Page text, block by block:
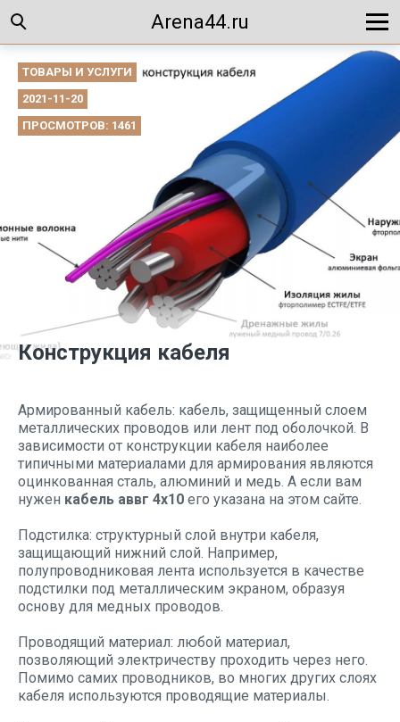
Arena44.ru
ТОВАРЫ И УСЛУГИ
2021-11-20
ПРОСМОТРОВ: 1461
Конструкция кабеля
Армированный кабель: кабель, защищенный слоем
металлических проводов или лент под оболочкой. В
зависимости от конструкции кабеля наиболее
типичными материалами для армирования являются
оцинкованная сталь, алюминий и медь. А если вам
нужен кабель аввг 4х10 его указана на этом сайте.
Подстилка: структурный слой внутри кабеля,
защищающий нижний слой. Например,
полупроводниковая лента используется в качестве
подстилки под металлическим экраном, образуя
основу для медных проводов.
Проводящий материал: любой материал,
позволяющий электричеству проходить через него.
Помимо самих проводников, во многих других слоях
кабеля используются проводящие материалы.